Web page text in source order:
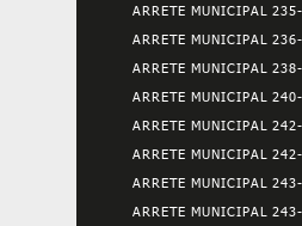
ARRETE MUNICIPAL
ARRETE MUNICIPAL
ARRETE MUNICIPAL
ARRETE MUNICIPAL
ARRETE MUNICIPAL
ARRETE MUNICIPAL
ARRETE MUNICIPAL
ARRETE MUNICIPAL